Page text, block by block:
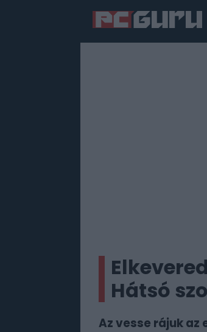
Hátsó
Az vesse rájuk az